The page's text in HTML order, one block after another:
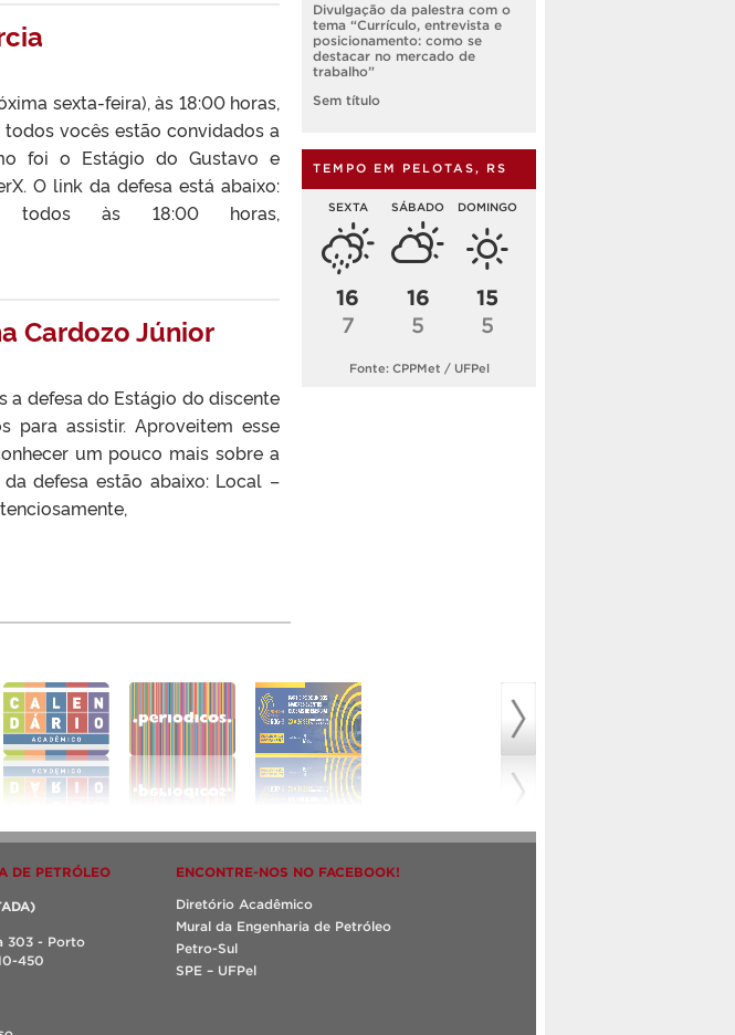
sexta-feira), às 18:00 horas,
vocês estão convidados a
foi o Estágio do Gustavo e
O link da defesa está abaixo:
todos às 18:00 horas,
Cardozo Júnior
a defesa do Estágio do discente
para assistir. Aproveitem esse
um pouco mais sobre a
defesa estão abaixo: Local –
Divulgação da palestra com o
tema “Currículo, entrevista e
posicionamento: como se
destacar no mercado de
trabalho”
Sem título
TEMPO EM PELOTAS, RS
SEXTA
16
7
SÁBADO
16
5
DOMINGO
15
5
Fonte: CPPMet / UFPel
DE PETRÓLEO
303 - Porto
450
ENCONTRE-NOS NO FACEBOOK!
Diretório Acadêmico
Mural da Engenharia de Petróleo
Petro-Sul
SPE – UFPel